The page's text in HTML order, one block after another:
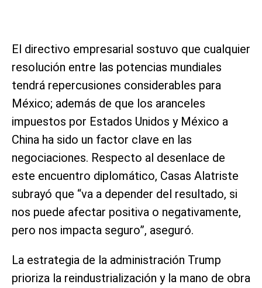
El directivo empresarial sostuvo que cualquier
resolución entre las potencias mundiales
tendrá repercusiones considerables para
México; además de que los aranceles
impuestos por Estados Unidos y México a
China ha sido un factor clave en las
negociaciones. Respecto al desenlace de
este encuentro diplomático, Casas Alatriste
subrayó que “va a depender del resultado, si
nos puede afectar positiva o negativamente,
pero nos impacta seguro”, aseguró.
La estrategia de la administración Trump
prioriza la reindustrialización y la mano de obra